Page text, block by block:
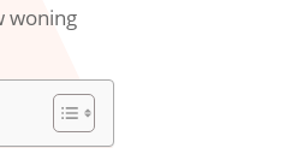
woning